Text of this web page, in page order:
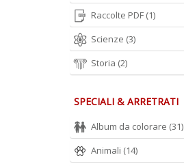
Raccolte PDF (1)
Scienze (3)
Storia (2)
SPECIALI & ARRETRATI
Album da colorare (31)
Animali (14)